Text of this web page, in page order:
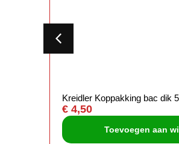
Kreidler Koppakking bac dik
€ 4,50
Toevoegen aan